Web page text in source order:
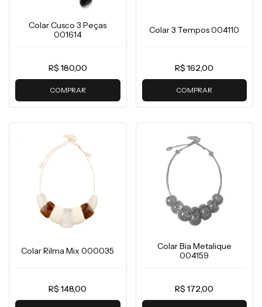
Colar Cusco 3 Peças
001614
R$ 180,00
COMPRAR
Colar 3 Tempos 004110
R$ 162,00
COMPRAR
Colar Rilma Mix 000035
R$ 148,00
Colar Bia Metalique
004159
R$ 172,00